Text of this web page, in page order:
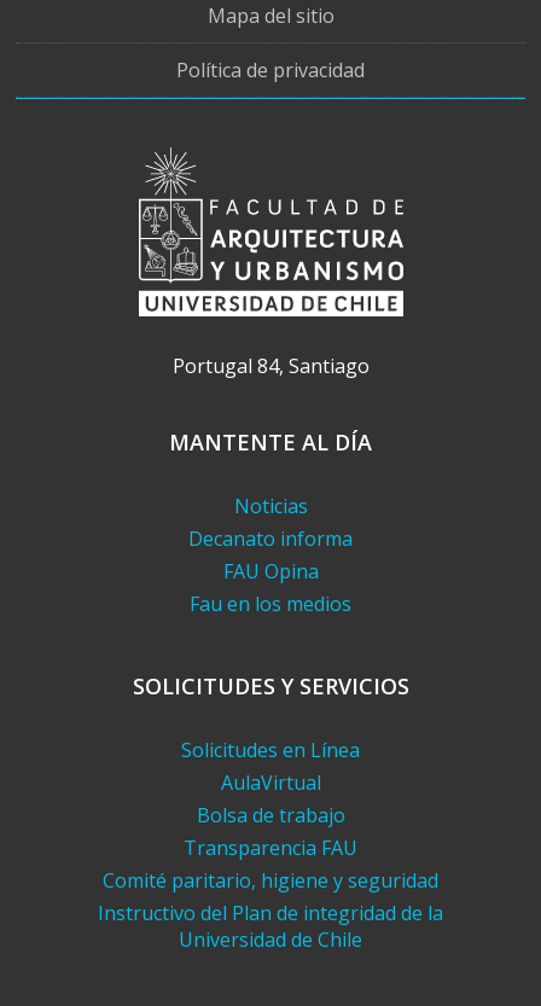
Mapa del sitio
Política de privacidad
Portugal 84, Santiago
MANTENTE AL DÍA
Noticias
Decanato informa
FAU Opina
Fau en los medios
SOLICITUDES Y SERVICIOS
Solicitudes en Línea
AulaVirtual
Bolsa de trabajo
Transparencia FAU
Comité paritario, higiene y seguridad
Instructivo del Plan de integridad de la
Universidad de Chile